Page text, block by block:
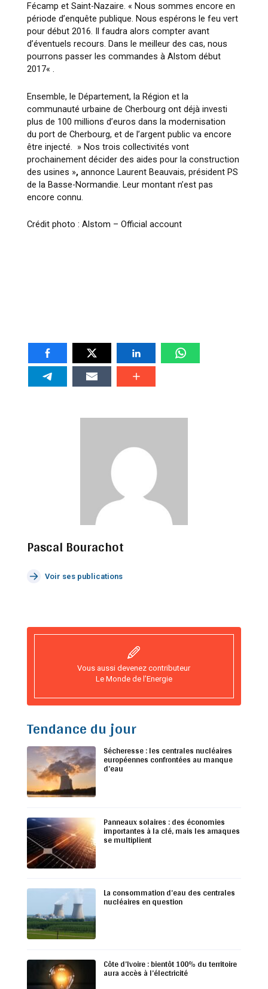
Fécamp et Saint-Nazaire. « Nous sommes encore en
période d’enquête publique. Nous espérons le feu vert
pour début 2016. Il faudra alors compter avant
d’éventuels recours. Dans le meilleur des cas, nous
pourrons passer les commandes à Alstom début
2017« .
Ensemble, le Département, la Région et la
communauté urbaine de Cherbourg ont déjà investi
plus de 100 millions d’euros dans la modernisation
du port de Cherbourg, et de l’argent public va encore
être injecté. » Nos trois collectivités vont
prochainement décider des aides pour la construction
des usines », annonce Laurent Beauvais, président PS
de la Basse-Normandie. Leur montant n’est pas
encore connu.
Crédit photo : Alstom – Official account
Pascal Bourachot
Voir ses publications
Vous aussi devenez contributeur
Le Monde de l’Energie
Tendance du jour
Sécheresse : les centrales nucléaires
européennes confrontées au manque
d’eau
Panneaux solaires : des économies
importantes à la clé, mais les arnaques
se multiplient
La consommation d’eau des centrales
nucléaires en question
Côte d’Ivoire : bientôt 100% du territoire
aura accès à l’électricité